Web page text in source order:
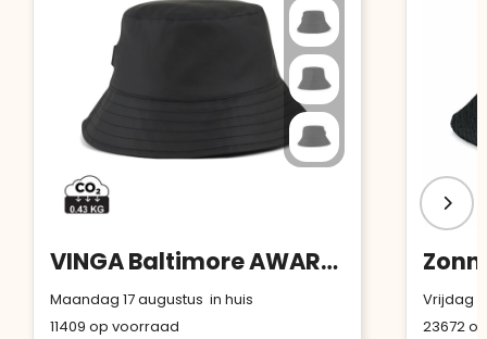
VINGA Baltimore AWARE™ gerecycled PET vissershoed
Maandag 17 augustus in huis
11409 op voorraad
Vrijdag
23672